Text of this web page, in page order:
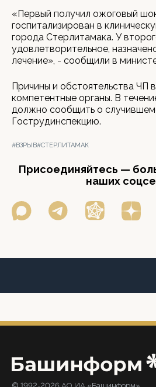
«Первый получил ожоговый
госпитализирован в
города Стерлитамака. У
удовлетворительное,
лечение», - сообщили в
Причины и обстоятельства ЧП
компетентные органы. В
должно сообщить о
Гострудинспекцию.
#ВЗРЫВ#СТЕРЛИТАМАК
Присоединяйтесь —
наших